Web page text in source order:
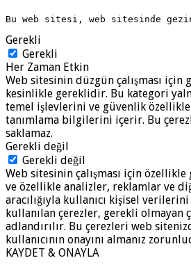
Bu web sitesi, web sitesinde
Gerekli
Gerekli
Her Zaman Etkin
Web sitesinin düzgün çalışması için
kesinlikle gereklidir. Bu kategori
temel işlevlerini ve güvenlik
tanımlama bilgilerini içerir. Bu
saklamaz.
Gerekli değil
Gerekli değil
Web sitesinin çalışması için
ve özellikle analizler, reklamlar ve
aracılığıyla kullanıcı kişisel
kullanılan çerezler, gerekli olmayan
adlandırılır. Bu çerezleri web
kullanıcının onayını almanız
KAYDET & ONAYLA